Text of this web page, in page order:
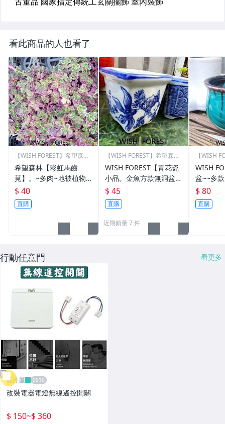
看此商品的人也看了
【WISH FOREST】希望森林
希望森林【彩虹馬齒
莧】。~多肉~地被植物~
~亮麗斑葉~
$ 40
直購
【WISH FOREST】希望森林
WISH FOREST【青花瓷
小品。金魚方款無洞盆】
~3款~中國畫風~~東方風
~~
$ 45
直購
近期銷量 7 件
【WISH
WISH
盆~~多
見~數量
$ 80
直購
行動任意門 看更多
雁渟屋
改裝電器電燈無線遙控開關
$ 150~$ 360